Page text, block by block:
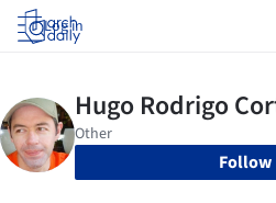
Log in
Follow